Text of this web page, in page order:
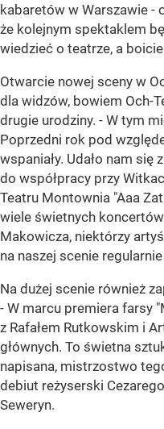
kabaretów w Warszawie -
że kolejnym spektaklem
wiedzieć o teatrze, a
Otwarcie nowej sceny w
dla widzów, bowiem Och-
drugie urodziny. - W tym
Poprzedni rok pod
wspaniały. Udało nam
do współpracy przy
Teatru Montownia "Aaa
wiele świetnych
Makowicza, niektórzy
na naszej scenie
Na dużej scenie również
- W marcu premiera farsy
z Rafałem Rutkowskim i
głównych. To świetna
napisana, mistrzostwo
debiut reżyserski
Seweryn.